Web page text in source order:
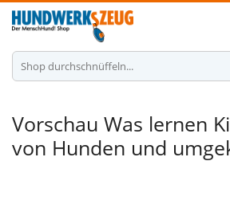
Zum
Inhalt
Vorschau Was lernen
von Hunden und